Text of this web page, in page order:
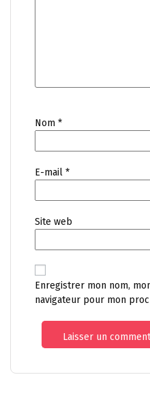
Nom *
E-mail *
Site web
Enregistrer mon nom,
navigateur pour mon